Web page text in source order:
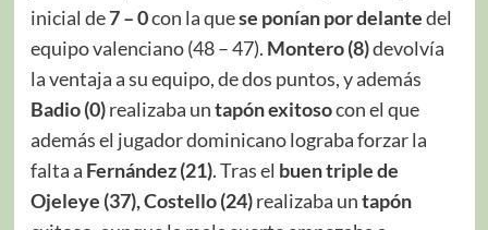
inicial de7 – 0con la quese ponían por delantedel
equipo valenciano (48 – 47). Montero (8)devolvía
la ventaja a su equipo, de dos puntos, y además
Badio (0)realizaba untapón exitosocon el que
además el jugador dominicano lograba forzar la
falta a Fernández (21). Tras el buen triple de
Ojeleye (37), Costello (24)realizaba untapón